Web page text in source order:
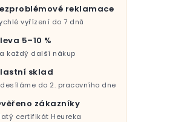
reklamace
vyřízení do 7 dnů
5–10 %
každý další nákup
sklad
do 2. pracovního dne
zákazníky
certifikát Heureka